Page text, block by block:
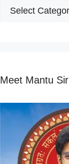
Popular
Meet Mantu Sir